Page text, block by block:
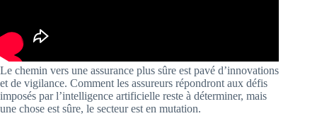
Le chemin vers une assurance plus sûre est pavé d’innovations
et de vigilance. Comment les assureurs répondront aux défis
imposés par l’intelligence artificielle reste à déterminer, mais
une chose est sûre, le secteur est en mutation.